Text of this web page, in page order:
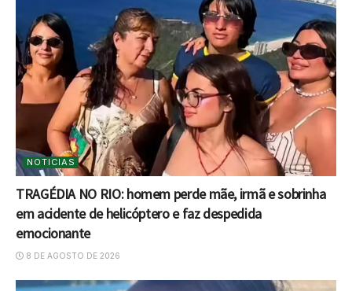
NOTICIAS
TRAGÉDIA NO RIO: homem perde mãe, irmã e sobrinha
em acidente de helicóptero e faz despedida
emocionante
8 DE AGOSTO DE 2026